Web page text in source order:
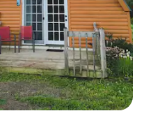
de 5, 13 reseñas